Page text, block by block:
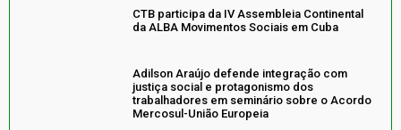
CTB participa da IV Assembleia Continental
da ALBA Movimentos Sociais em Cuba
Adilson Araújo defende integração com
justiça social e protagonismo dos
trabalhadores em seminário sobre o Acordo
Mercosul-União Europeia